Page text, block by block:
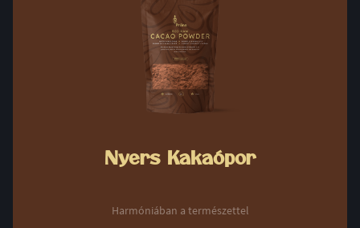
Nyers Kakaópor
Harmóniában a természettel